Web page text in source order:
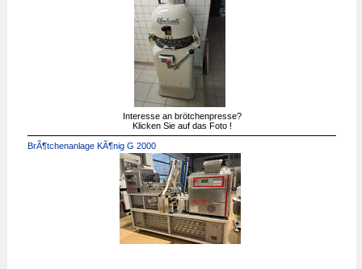
Interesse an brötchenpresse?
Klicken Sie auf das Foto !
BrÃ¶tchenanlage KÃ¶nig G 2000